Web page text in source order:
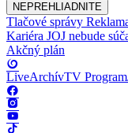
NEPREHLIADNITE
Tlačové správy
Kariéra JOJ nebude
Akčný plán
LiveArchívTV Program